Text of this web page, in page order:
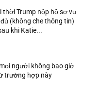
thời Trump nộp hồ sơ vụ
(không che thông tin)
khi Katie...
người không bao giờ
trường hợp này